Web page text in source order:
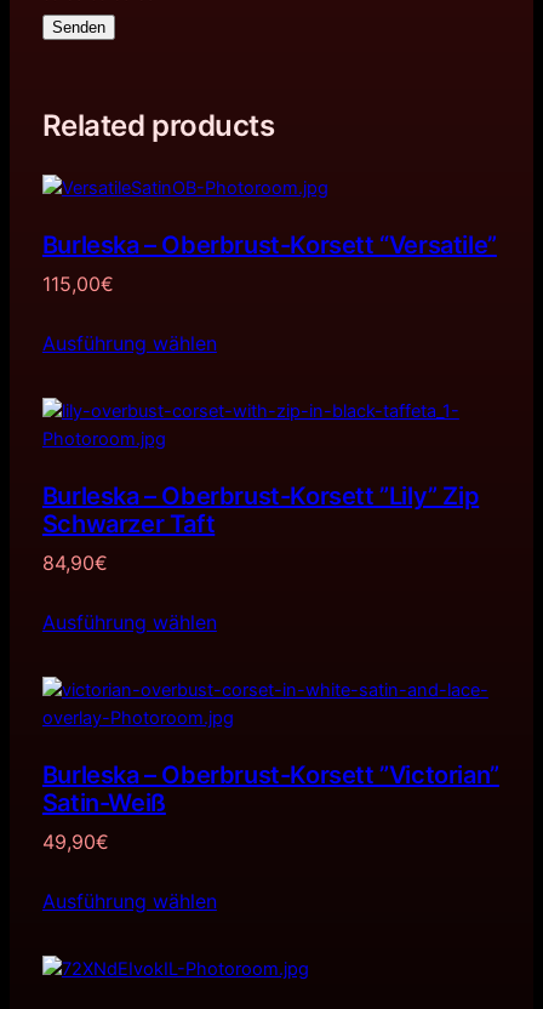
Senden
Related products
Burleska – Oberbrust-Korsett “Versatile”
115,00€
Ausführung wählen
Burleska – Oberbrust-Korsett ”Lily” Zip
Schwarzer Taft
84,90€
Ausführung wählen
Burleska – Oberbrust-Korsett ”Victorian”
Satin-Weiß
49,90€
Ausführung wählen